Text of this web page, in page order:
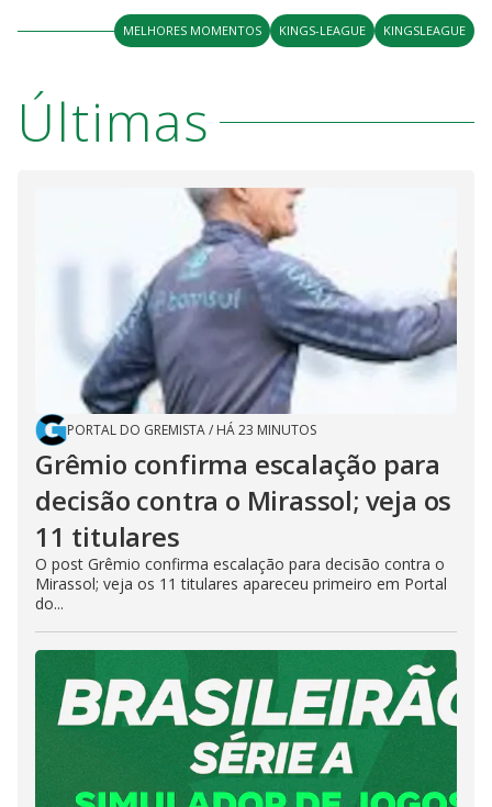
MELHORES MOMENTOS KINGS-LEAGUE KINGSLEAGUE
Últimas
PORTAL DO GREMISTA/ HÁ 23 MINUTOS
Grêmio confirma escalação para
decisão contra o Mirassol; veja os
11 titulares
O post Grêmio confirma escalação para decisão contra o
Mirassol; veja os 11 titulares apareceu primeiro em Portal
do...